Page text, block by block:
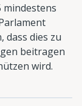
mindestens
dass dies zu
beitragen
wird.